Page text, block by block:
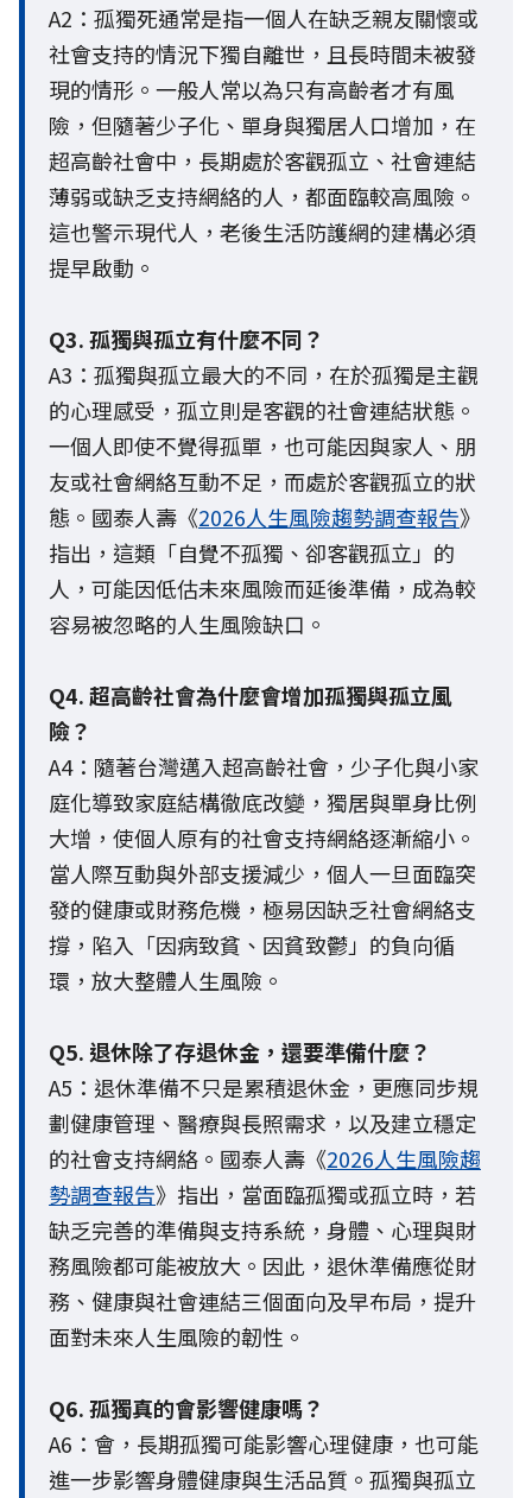
A2：孤獨死通常是指一個人在缺乏親友關懷或
社會支持的情況下獨自離世，且長時間未被發
現的情形。一般人常以為只有高齡者才有風
險，但隨著少子化、單身與獨居人口增加，在
超高齡社會中，長期處於客觀孤立、社會連結
薄弱或缺乏支持網絡的人，都面臨較高風險。
這也警示現代人，老後生活防護網的建構必須
提早啟動。
Q3. 孤獨與孤立有什麼不同？
A3：孤獨與孤立最大的不同，在於孤獨是主觀
的心理感受，孤立則是客觀的社會連結狀態。
一個人即使不覺得孤單，也可能因與家人、朋
友或社會網絡互動不足，而處於客觀孤立的狀
態。國泰人壽《2026人生風險趨勢調查報告》
指出，這類「自覺不孤獨、卻客觀孤立」的
人，可能因低估未來風險而延後準備，成為較
容易被忽略的人生風險缺口。
Q4. 超高齡社會為什麼會增加孤獨與孤立風
險？
A4：隨著台灣邁入超高齡社會，少子化與小家
庭化導致家庭結構徹底改變，獨居與單身比例
大增，使個人原有的社會支持網絡逐漸縮小。
當人際互動與外部支援減少，個人一旦面臨突
發的健康或財務危機，極易因缺乏社會網絡支
撐，陷入「因病致貧、因貧致鬱」的負向循
環，放大整體人生風險。
Q5. 退休除了存退休金，還要準備什麼？
A5：退休準備不只是累積退休金，更應同步規
劃健康管理、醫療與長照需求，以及建立穩定
的社會支持網絡。國泰人壽《2026人生風險趨
勢調查報告》指出，當面臨孤獨或孤立時，若
缺乏完善的準備與支持系統，身體、心理與財
務風險都可能被放大。因此，退休準備應從財
務、健康與社會連結三個面向及早布局，提升
面對未來人生風險的韌性。
Q6. 孤獨真的會影響健康嗎？
A6：會，長期孤獨可能影響心理健康，也可能
進一步影響身體健康與生活品質。孤獨與孤立